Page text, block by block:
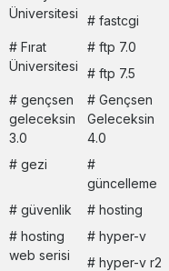
Üniversitesi
fastcgi
Fırat
Üniversitesi
ftp 7.0
ftp 7.5
gençsen
geleceksin
3.0
Gençsen
Geleceksin
4.0
gezi
güncelleme
güvenlik
hosting
hosting
web serisi
hyper-v
hyper-v r2